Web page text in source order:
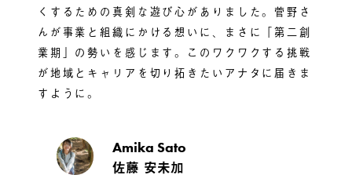
くするための真剣な遊び心がありました。菅野さ
んが事業と組織にかける想いに、まさに「第二創
業期」の勢いを感じます。このワクワクする挑戦
が地域とキャリアを切り拓きたいアナタに届きま
すように。
Amika Sato
佐藤 安未加